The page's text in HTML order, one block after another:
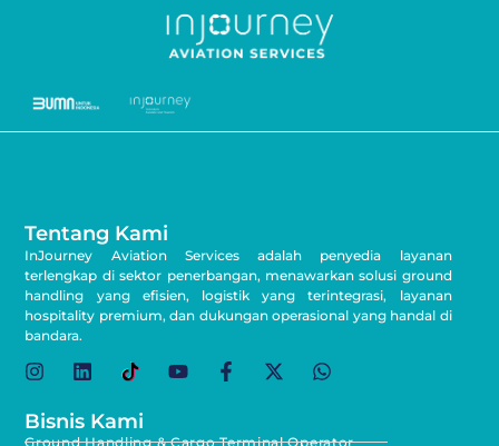
Tentang Kami
InJourney Aviation Services adalah penyedia layanan
terlengkap di sektor penerbangan, menawarkan solusi ground
handling yang efisien, logistik yang terintegrasi, layanan
hospitality premium, dan dukungan operasional yang handal di
bandara.
Bisnis Kami
Ground Handling & Cargo Terminal Operator